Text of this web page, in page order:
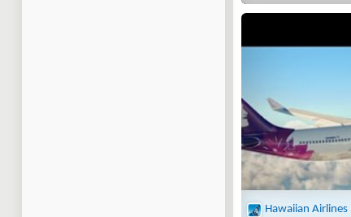
Hawaiian Airlines